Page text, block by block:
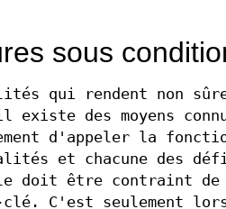
sous
qui rendent non
des moyens
d'appeler la
et chacune des
doit être contraint
C'est seulement